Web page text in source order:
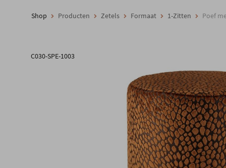
Shop Producten Zetels Formaat 1-Zitten Poef
C030-SPE-1003